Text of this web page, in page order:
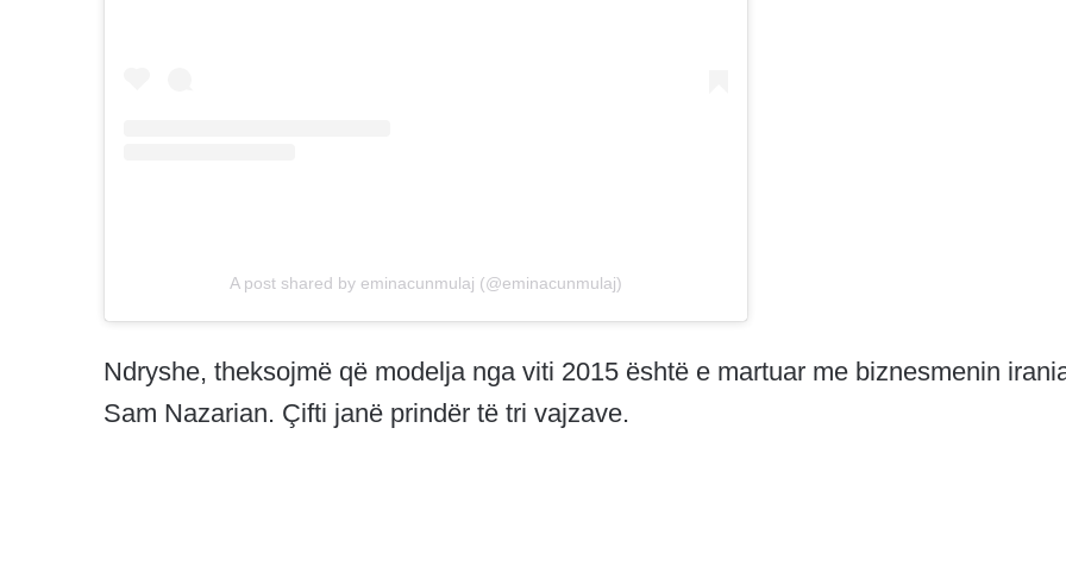
A post shared by eminacunmulaj (@eminacunmulaj)
Ndryshe, theksojmë që modelja nga viti 2015 është e martuar me biznesmenin
Sam Nazarian. Çifti janë prindër të tri vajzave.